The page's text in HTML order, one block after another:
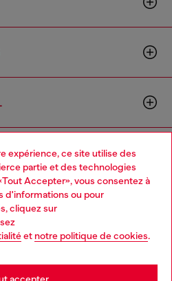
expérience, ce site utilise des
partie et des technologies
Accepter», vous consentez à
d'informations ou pour
cliquez sur
et notre politique de cookies.
Language: FR
website, but it seems you